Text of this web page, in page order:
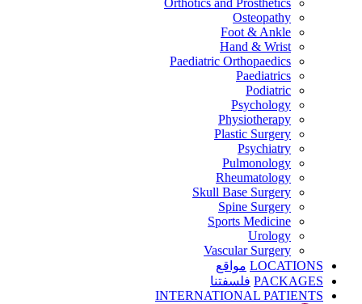
Orthotics and Prosthetics
Osteopathy
Foot & Ankle
Hand & Wrist
Paediatric Orthopaedics
Paediatrics
Podiatric
Psychology
Physiotherapy
Plastic Surgery
Psychiatry
Pulmonology
Rheumatology
Skull Base Surgery
Spine Surgery
Sports Medicine
Urology
Vascular Surgery
LOCATIONS مواقع
PACKAGES فلسفتنا
INTERNATIONAL PATIENTS